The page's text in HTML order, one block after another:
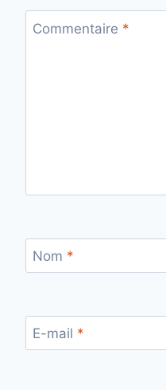
Commentaire *
Nom *
E-mail *